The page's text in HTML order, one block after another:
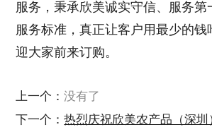
服务，秉承欣美诚实守信、服务第
服务标准，真正让客户用最少的钱
迎大家前来订购。
上一个：没有了
下一个：热烈庆祝欣美农产品（深